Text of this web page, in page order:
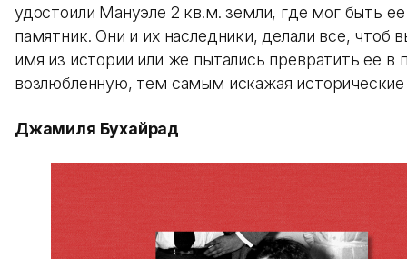
удостоили Мануэле 2 кв.м. земли, где мог быть
памятник. Они и их наследники, делали все, чтоб
имя из истории или же пытались превратить ее в
возлюбленную, тем самым искажая исторические
Джамиля Бухайрад